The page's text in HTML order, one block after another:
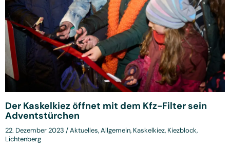
Der Kaskelkiez öffnet mit dem Kfz-Filter sein
Adventstürchen
22. Dezember 2023 /Aktuelles,Allgemein, Kaskelkiez, Kiezblock,
Lichtenberg